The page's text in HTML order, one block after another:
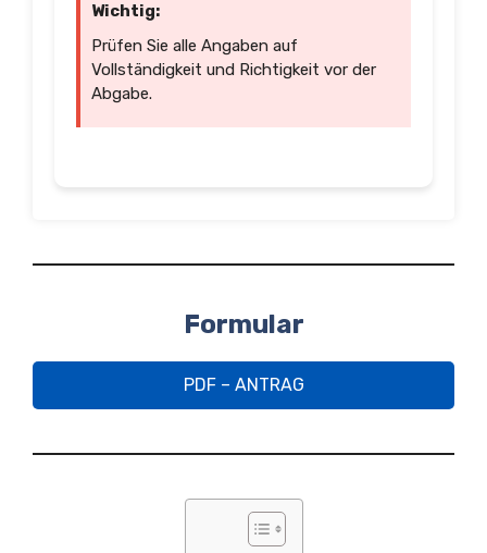
Wichtig:
Prüfen Sie alle Angaben auf
Vollständigkeit und Richtigkeit vor der
Abgabe.
Formular
PDF – ANTRAG